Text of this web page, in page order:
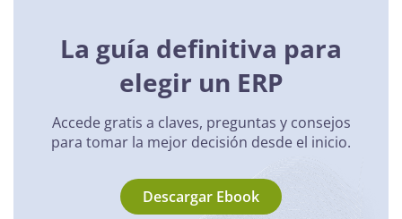
La guía definitiva para
elegir un ERP
Accede gratis a claves, preguntas y consejos
para tomar la mejor decisión desde el inicio.
Descargar Ebook